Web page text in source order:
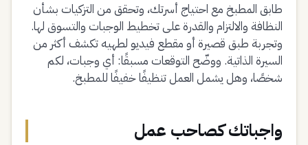
طابق المطبخ مع احتياج أسرتك، وتحقق من التزكيات بشأن
النظافة والالتزام والقدرة على تخطيط الوجبات والتسوق لها.
وتجربة طبق قصيرة أو مقطع فيديو لطهيه تكشف أكثر من
السيرة الذاتية. ووضّح التوقعات مسبقًا: أي وجبات، لكم
شخصًا، وهل يشمل العمل تنظيفًا خفيفًا للمطبخ.
واجباتك كصاحب عمل